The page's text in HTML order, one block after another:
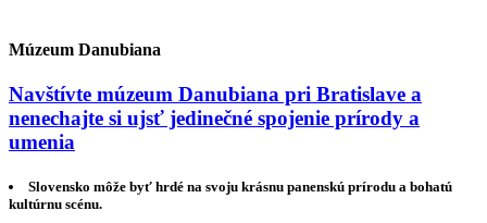
Múzeum Danubiana
Navštívte múzeum Danubiana pri Bratislave a
nenechajte si ujsť jedinečné spojenie prírody a
umenia
Slovensko môže byť hrdé na svoju krásnu panenskú prírodu a bohatú
kultúrnu scénu.